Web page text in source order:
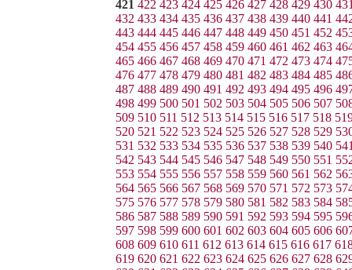
421 422 423 424 425 426 427 428 429 430
432 433 434 435 436 437 438 439 440 441
443 444 445 446 447 448 449 450 451 452
454 455 456 457 458 459 460 461 462 463
465 466 467 468 469 470 471 472 473 474
476 477 478 479 480 481 482 483 484 485
487 488 489 490 491 492 493 494 495 496
498 499 500 501 502 503 504 505 506 507
509 510 511 512 513 514 515 516 517 518
520 521 522 523 524 525 526 527 528 529
531 532 533 534 535 536 537 538 539 540
542 543 544 545 546 547 548 549 550 551
553 554 555 556 557 558 559 560 561 562
564 565 566 567 568 569 570 571 572 573
575 576 577 578 579 580 581 582 583 584
586 587 588 589 590 591 592 593 594 595
597 598 599 600 601 602 603 604 605 606
608 609 610 611 612 613 614 615 616 617
619 620 621 622 623 624 625 626 627 628